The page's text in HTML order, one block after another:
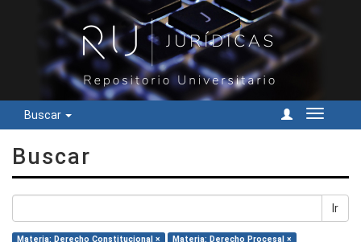
Buscar
Cambiar
Buscar
Ir
Materia: Derecho Constitucional ×
Materia: Derecho Procesal ×